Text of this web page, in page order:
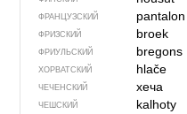
ФРАНЦУЗСКИЙ pantalon
ФРИЗСКИЙ broek
ФРИУЛЬСКИЙ bregons
ХОРВАТСКИЙ hlače
ЧЕЧЕНСКИЙ хеча
ЧЕШСКИЙ kalhoty